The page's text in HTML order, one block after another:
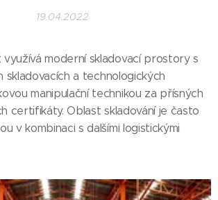
19.04.2022
moderní skladovací prostory s
skladovacích a technologických
manipulační technikou za přísných
certifikáty. Oblast skladování je často
v kombinaci s dalšími logistickými